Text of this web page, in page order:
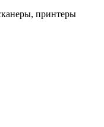
принтеры